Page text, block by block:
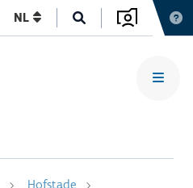
NL
Hofstade